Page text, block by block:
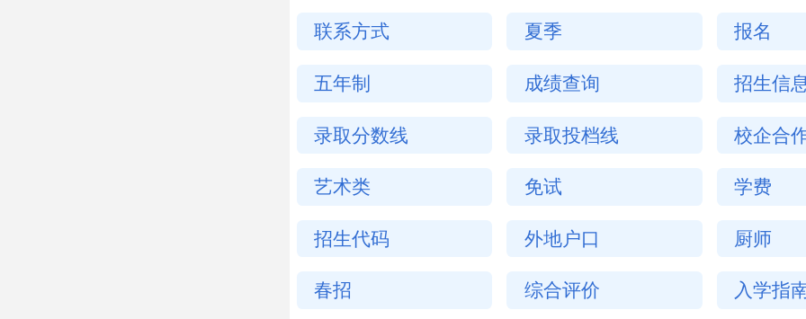
联系方式 夏季 报名
五年制 成绩查询 招生信
录取分数线 录取投档线 校企合
艺术类 免试 学费
招生代码 外地户口 厨师
春招 综合评价 入学指